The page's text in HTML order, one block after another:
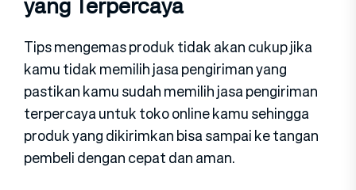
Tips mengemas produk tidak akan cukup jika
kamu tidak memilih jasa pengiriman yang
pastikan kamu sudah memilih jasa pengiriman
terpercaya untuk toko online kamu sehingga
produk yang dikirimkan bisa sampai ke tangan
pembeli dengan cepat dan aman.